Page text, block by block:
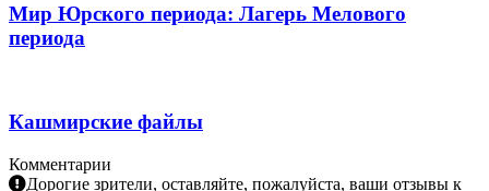
Мир Юрского периода: Лагерь Мелового
периода
Кашмирские файлы
Комментарии
Дорогие зрители, оставляйте, пожалуйста, ваши отзывы к